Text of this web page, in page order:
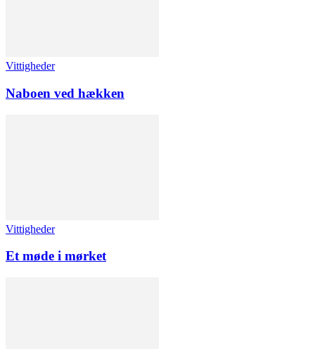
Vittigheder
Naboen ved hækken
Vittigheder
Et møde i mørket